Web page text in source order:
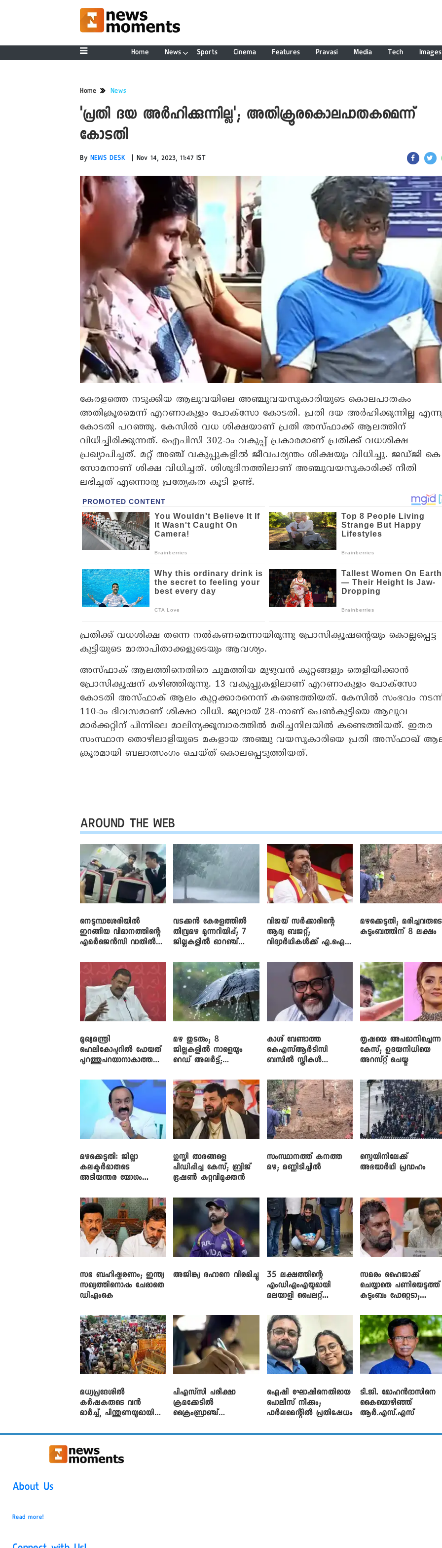
Home News Sports Cinema Features Pravasi Media Tech Images
Home News
'പ്രതി ദയ അർഹിക്കുന്നില്ല'; അതിക്രൂരകൊലപാതകമെന്ന്
കോടതി
By NEWS DESK | Nov 14, 2023, 11:47 IST
കേരളത്തെ നടുക്കിയ ആലുവയിലെ അഞ്ചുവയസുകാരിയുടെ കൊലപാതകം
അതിക്രൂരമെന്ന് എറണാകുളം പോക്സോ കോടതി. പ്രതി ദയ അർഹിക്കുന്നില്ല
കോടതി പറഞ്ഞു. കേസിൽ വധ ശിക്ഷയാണ് പ്രതി അസ്ഫാക്ക് ആലത്തിന്
വിധിച്ചിരിക്കുന്നത്. ഐപിസി 302-ാം വകുപ്പ് പ്രകാരമാണ് പ്രതിക്ക് വധശിക്ഷ
പ്രഖ്യാപിച്ചത്. മറ്റ് അഞ്ച് വകുപ്പുകളിൽ ജീവപര്യന്തം ശിക്ഷയും വിധിച്ചു. ജഡ്ജി കെ
സോമനാണ് ശിക്ഷ വിധിച്ചത്. ശിശുദിനത്തിലാണ് അഞ്ചുവയസുകാരിക്ക് നീതി
ലഭിച്ചത് എന്നൊരു പ്രത്യേകത കൂടി ഉണ്ട്.
പ്രതിക്ക് വധശിക്ഷ തന്നെ നൽകണമെന്നായിരുന്നു പ്രോസിക്യൂഷന്റെയും കൊല്ലപ്പെട്ട
കുട്ടിയുടെ മാതാപിതാക്കളുടെയും ആവശ്യം.
അസ്ഫാക് ആലത്തിനെതിരെ ചുമത്തിയ മുഴുവൻ കുറ്റങ്ങളും തെളിയിക്കാൻ
പ്രോസിക്യൂഷന് കഴിഞ്ഞിരുന്നു. 13 വകുപ്പുകളിലാണ് എറണാകുളം പോക്സോ
കോടതി അസ്ഫാക് ആലം കുറ്റക്കാരനെന്ന് കണ്ടെത്തിയത്. കേസിൽ സംഭവം
110-ാം ദിവസമാണ് ശിക്ഷാ വിധി. ജൂലായ് 28-നാണ് പെൺകുട്ടിയെ ആലുവ
മാർക്കറ്റിന് പിന്നിലെ മാലിന്യക്കൂമ്പാരത്തിൽ മരിച്ചനിലയിൽ കണ്ടെത്തിയത്. ഇതര
സംസ്ഥാന തൊഴിലാളിയുടെ മകളായ അഞ്ചു വയസുകാരിയെ പ്രതി അസ്ഫാഖ്
ക്രൂരമായി ബലാത്സംഗം ചെയ്ത് കൊലപ്പെടുത്തിയത്.
AROUND THE WEB
നെടുമ്പാശേരിയിൽ
ഇറങ്ങിയ വിമാനത്തിന്റെ
എമർജെൻസി വാതിൽ
വടക്കൻ കേരളത്തിൽ
തീവ്രമഴ മുന്നറിയിപ്പ്; 7
ജില്ലകളിൽ ഓറഞ്ച്
വിജയ് സർക്കാരിന്റെ
ആദ്യ ബജറ്റ്;
വിദ്യാർഥികൾക്ക് എ.ഐ
ലാപ്ടോപ്പുകളും
മഴക്കെടുതി; മരിച്ചവരുടെ
കുടുംബത്തിന് 8 ലക്ഷം
മുഖ്യമന്ത്രി
ഹെലികോപ്ടറിൽ പോയത്
പുറത്തുപറയാനാകാത്ത
ഗോവിന്ദൻ
മഴ തുടരും; 8
ജില്ലകളിൽ നാളെയും
റെഡ് അലർട്ട്;
അലർട്ട്
കാശ് വേണ്ടാത്ത
കെഎസ്ആർടിസി
ബസിൽ സ്ത്രീകൾ
ജോൺ
തൃഷയെ അപമാനിച്ചെന്ന
കേസ്; ഉദയനിധിയെ
അറസ്റ്റ് ചെയ്തു
മഴക്കെടുതി: ജില്ലാ
കലക്ടർമാരുടെ
അടിയന്തര യോഗം
​ഗുസ്തി താരങ്ങളെ
പീഡിപ്പിച്ച കേസ്; ബ്രിജ്
ഭൂഷൺ കുറ്റവിമുക്തൻ
സംസ്ഥാനത്ത് കനത്ത
മഴ; മണ്ണിടിച്ചിൽ
സ്പെയിനിലേക്ക്
അഭയാർഥി പ്രവാഹം
സഭ ബഹിഷ്കരണം; ഇന്ത്യ
സഖ്യത്തിനൊപ്പം ചേരാതെ
ഡിഎംകെ
അജിങ്ക്യ രഹാനെ വിരമിച്ചു
35 ലക്ഷത്തിന്റെ
എംഡിഎംഎയുമായി
മലയാളി പൈലറ്റ്
സമരം ഹൈജാക്ക്
ചെയ്യാതെ പണിയെടുത്ത്
കുടുംബം പോറ്റെടാ;
വിനായകൻ
മധ്യപ്രദേശിൽ
കർഷകരുടെ വൻ
മാർച്ച്, പിന്തുണയുമായി
പിഎസ്‌സി പരീക്ഷാ
ക്രമക്കേ‌ടിൽ
ക്രൈംബ്രാഞ്ച്
ഐഷി ഘോഷിനെതിരായ
പൊലീസ് നീക്കം;
പാര്‍ലമെന്റിൽ പ്രതിഷേധം
ടി.ജി. മോഹൻദാസിനെ
കൈയൊഴിഞ്ഞ്
ആർ.എസ്.എസ്
About Us
Read more!